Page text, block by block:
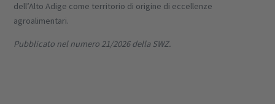
dell’Alto Adige come territorio di origine di eccellenze
agroalimentari.
Pubblicato nel numero 21/2026 della SWZ.